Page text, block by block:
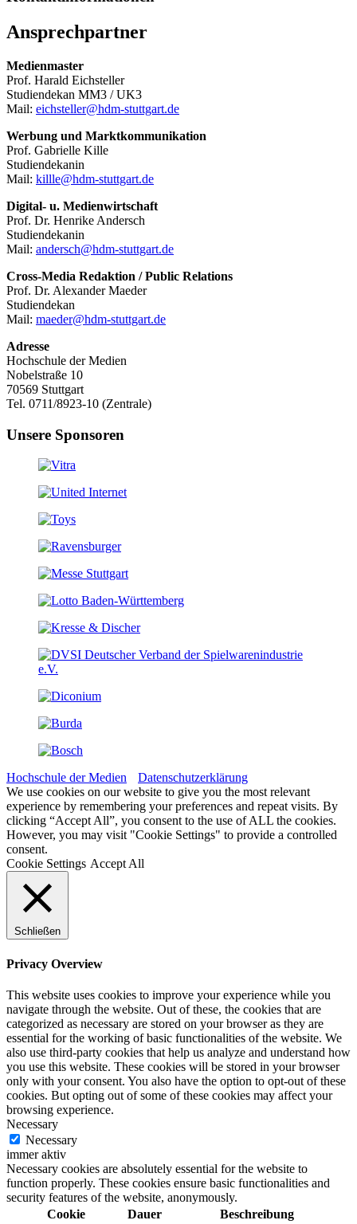
Ansprechpartner
Medienmaster
Prof. Harald Eichsteller
Studiendekan MM3 / UK3
Mail: eichsteller@hdm-stuttgart.de
Werbung und Marktkommunikation
Prof. Gabrielle Kille
Studiendekanin
Mail: killle@hdm-stuttgart.de
Digital- u. Medienwirtschaft
Prof. Dr. Henrike Andersch
Studiendekanin
Mail: andersch@hdm-stuttgart.de
Cross-Media Redaktion / Public Relations
Prof. Dr. Alexander Maeder
Studiendekan
Mail: maeder@hdm-stuttgart.de
Adresse
Hochschule der Medien
Nobelstraße 10
70569 Stuttgart
Tel. 0711/8923-10 (Zentrale)
Unsere Sponsoren
Hochschule der Medien
Datenschutzerklärung
We use cookies on our website to give you the most relevant
experience by remembering your preferences and repeat visits. By
clicking “Accept All”, you consent to the use of ALL the cookies.
However, you may visit "Cookie Settings" to provide a controlled
consent.
Cookie Settings Accept All
Schließen
Privacy Overview
This website uses cookies to improve your experience while you
navigate through the website. Out of these, the cookies that are
categorized as necessary are stored on your browser as they are
essential for the working of basic functionalities of the website. We
also use third-party cookies that help us analyze and understand how
you use this website. These cookies will be stored in your browser
only with your consent. You also have the option to opt-out of these
cookies. But opting out of some of these cookies may affect your
browsing experience.
Necessary
Necessary
immer aktiv
Necessary cookies are absolutely essential for the website to
function properly. These cookies ensure basic functionalities and
security features of the website, anonymously.
Cookie
Dauer Beschreibung